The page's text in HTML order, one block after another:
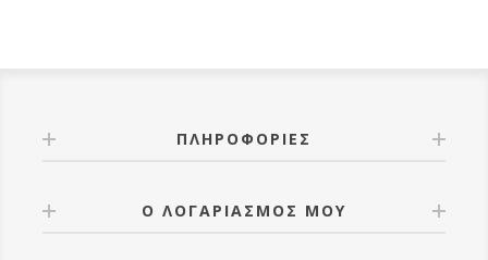
ΠΛΗΡΟΦΟΡΊΕΣ
Ο ΛΟΓΑΡΙΑΣΜΌΣ ΜΟΥ